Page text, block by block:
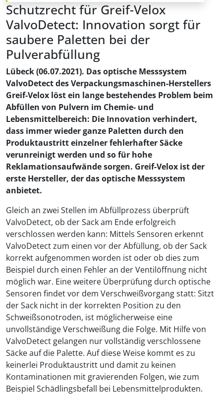
Schutzrecht für Greif-Velox
ValvoDetect: Innovation sorgt für
saubere Paletten bei der
Pulverabfüllung
Lübeck (06.07.2021). Das optische Messsystem
ValvoDetect des Verpackungsmaschinen-Herstellers
Greif-Velox löst ein lange bestehendes Problem beim
Abfüllen von Pulvern im Chemie- und
Lebensmittelbereich: Die Innovation verhindert,
dass immer wieder ganze Paletten durch den
Produktaustritt einzelner fehlerhafter Säcke
verunreinigt werden und so für hohe
Reklamationsaufwände sorgen. Greif-Velox ist der
erste Hersteller, der das optische Messsystem
anbietet.
Gleich an zwei Stellen im Abfüllprozess überprüft
ValvoDetect, ob der Sack am Ende erfolgreich
verschlossen werden kann: Mittels Sensoren erkennt
ValvoDetect zum einen vor der Abfüllung, ob der Sack
korrekt aufgenommen worden ist oder ob dies zum
Beispiel durch einen Fehler an der Ventilöffnung nicht
möglich war. Eine weitere Überprüfung durch optische
Sensoren findet vor dem Verschweißvorgang statt: Sitzt
der Sack nicht in der korrekten Position zu den
Schweißsonotroden, ist möglicherweise eine
unvollständige Verschweißung die Folge. Mit Hilfe von
ValvoDetect gelangen nur vollständig verschlossene
Säcke auf die Palette. Auf diese Weise kommt es zu
keinerlei Produktaustritt und damit zu keinen
Kontaminationen mit gravierenden Folgen, wie zum
Beispiel Schädlingsbefall bei Lebensmittelprodukten.